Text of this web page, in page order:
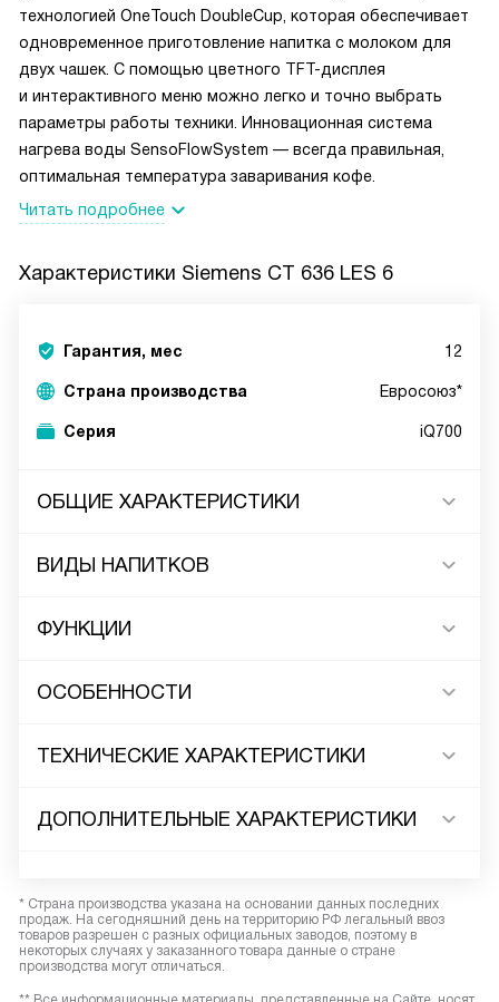
технологией OneTouch DoubleCup, которая обеспечивает
одновременное приготовление напитка с молоком для
двух чашек. С помощью цветного TFT-дисплея
и интерактивного меню можно легко и точно выбрать
параметры работы техники. Инновационная система
нагрева воды SensoFlowSystem — всегда правильная,
оптимальная температура заваривания кофе.
Читать подробнее
Характеристики Siemens CT 636 LES 6
Гарантия, мес 12
Страна производства Евросоюз*
Серия iQ700
ОБЩИЕ ХАРАКТЕРИСТИКИ
ВИДЫ НАПИТКОВ
ФУНКЦИИ
ОСОБЕННОСТИ
ТЕХНИЧЕСКИЕ ХАРАКТЕРИСТИКИ
ДОПОЛНИТЕЛЬНЫЕ ХАРАКТЕРИСТИКИ
* Страна производства указана на основании данных последних
продаж. На сегодняшний день на территорию РФ легальный ввоз
товаров разрешен с разных официальных заводов, поэтому в
некоторых случаях у заказанного товара данные о стране
производства могут отличаться.